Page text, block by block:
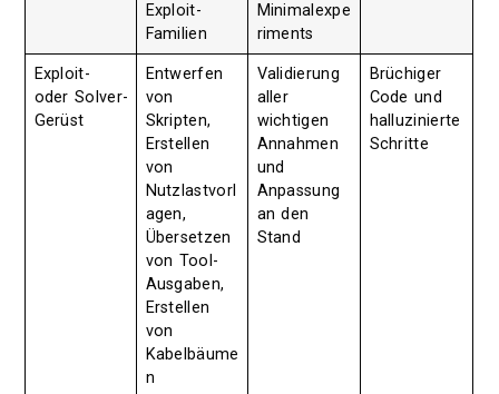
Exploit-
Familien
Minimalexpe
riments
Exploit-
oder Solver-
Gerüst
Entwerfen
von
Skripten,
Erstellen
von
Nutzlastvorl
agen,
Übersetzen
von Tool-
Ausgaben,
Erstellen
von
Kabelbäume
n
Validierung
aller
wichtigen
Annahmen
und
Anpassung
an den
Stand
Brüchiger
Code und
halluzinierte
Schritte